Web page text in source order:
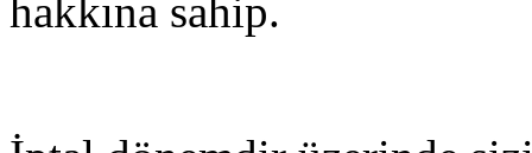
hakkına sahip.